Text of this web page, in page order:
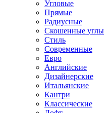
Угловые
Прямые
Радиусные
Скошенные углы
Стиль
Современные
Евро
Английские
Дизайнерские
Итальянские
Кантри
Классические